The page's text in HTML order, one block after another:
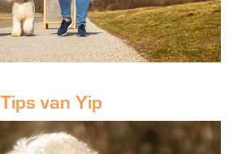
Tips van Yip